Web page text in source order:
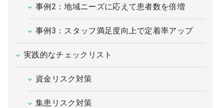
事例2：地域ニーズに応えて患者数を倍増
事例3：スタッフ満足度向上で定着率アップ
実践的なチェックリスト
資金リスク対策
集患リスク対策